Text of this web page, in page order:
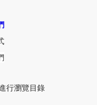
行瀏覽目錄